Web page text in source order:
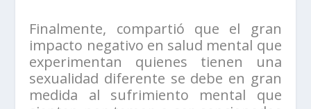
Finalmente, compartió que el gran
impacto negativo en salud mental que
experimentan quienes tienen una
sexualidad diferente se debe en gran
medida al sufrimiento mental que